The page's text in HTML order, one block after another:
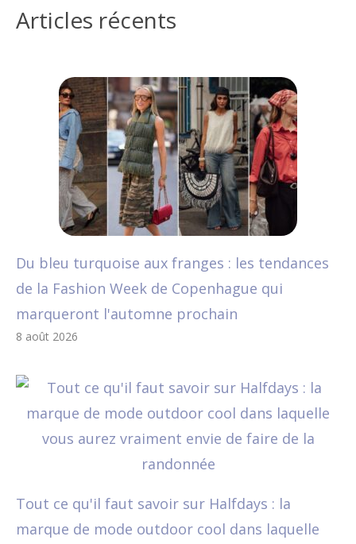
Articles récents
Du bleu turquoise aux franges : les tendances
de la Fashion Week de Copenhague qui
marqueront l'automne prochain
8 août 2026
Tout ce qu'il faut savoir sur Halfdays : la
marque de mode outdoor cool dans laquelle